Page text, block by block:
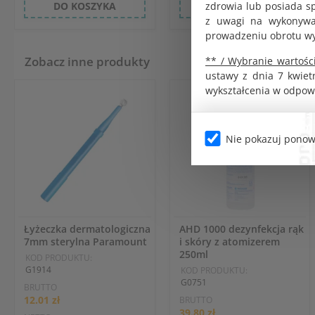
zdrowia lub posiada
z uwagi na
prowadzeniu obrotu
** / Wybranie
ustawy z dnia 7
wykształcenia w
Nie pokazuj
DO KOSZYKA DO KOSZYKA
Zobacz inne produkty
Łyżeczka dermatologiczna
7mm sterylna Paramount
KOD PRODUKTU:
G1914
BRUTTO
12.01 zł
AHD 1000 dezynfekcja rąk
i skóry z atomizerem
250ml
KOD PRODUKTU:
G0751
BRUTTO